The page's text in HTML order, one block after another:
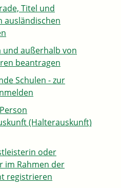
Titel und
ausländischen
und außerhalb von
beantragen
Schulen - zur
(Halterauskunft)
oder
im Rahmen der
registrieren